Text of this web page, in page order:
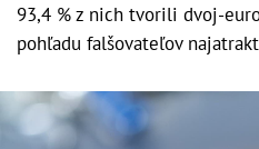
93,4 % z nich tvorili dvoj-
pohľadu falšovateľov